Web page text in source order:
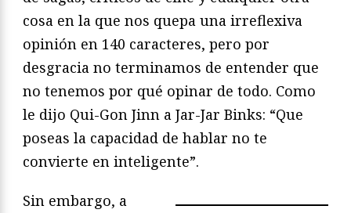
cosa en la que nos quepa una irreflexiva
opinión en 140 caracteres, pero por
desgracia no terminamos de entender que
no tenemos por qué opinar de todo. Como
le dijo Qui-Gon Jinn a Jar-Jar Binks: “Que
poseas la capacidad de hablar no te
convierte en inteligente”.
Sin embargo, a